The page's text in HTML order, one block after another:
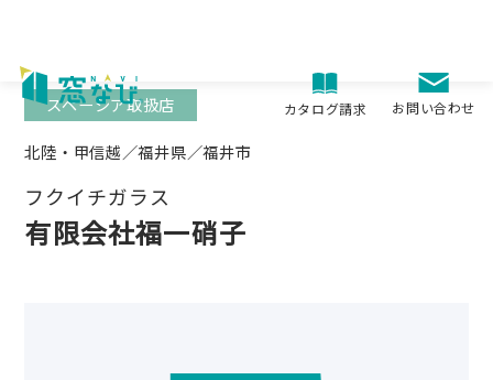
content
カタログ請求 お問い合わせ
北陸・甲信越／福井県／福井市
フクイチガラス
有限会社福一硝子
スペーシア取扱店